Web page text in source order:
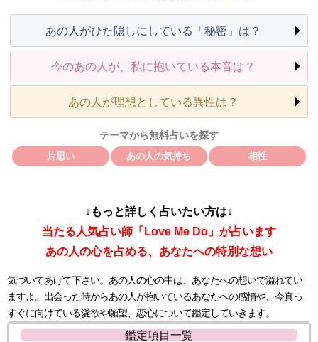
あの人がひた隠しにしている「秘密」は？
今のあの人が、私に抱いている本音は？
あの人が理想としている異性は？
テーマから無料占いを探す
片思い あの人の気持ち 相性
↓もっと詳しく占いたい方は↓
当たる人気占い師「Love Me Do」が占います
あの人の心を占める、あなたへの特別な想い
気づいてあげて下さい。あの人の心の中は、あなたへの想いで溢れてい
ますよ。出会った時からあの人が抱いているあなたへの感情や、今真っ
すぐに向けている愛欲や願望、恋心について鑑定していきます。
鑑定項目一覧